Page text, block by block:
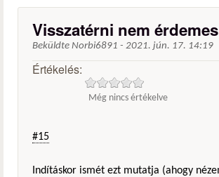
Visszatérni nem
Beküldte Norbi6891 - 2021. jún. 17. 14:19
Értékelés:
Még nincs értékelve
#15
Indításkor ismét ezt mutatja (ahogy